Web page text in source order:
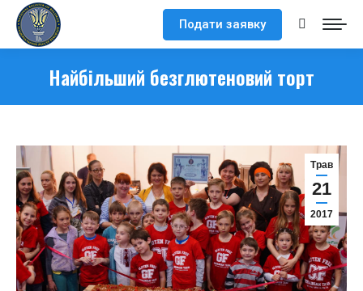
Подати заявку Search:
Найбільший безглютеновий торт
Трав
21
2017